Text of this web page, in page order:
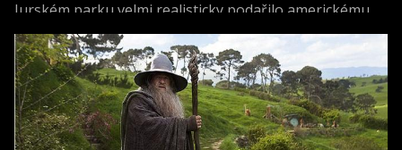
Jurském parku velmi realisticky podařilo americkému
režisérovi Stevenu Spielbergovi. Na svou dobu
revoluční triky v kinech nadchly a dobrodružný sci-fi
příběh si na konto připsal už téměř miliardu dolarů.
Film, který měl premiéru před 20 lety, 11. června 1993,
spustil také obrovský zájem o vše, co s dinosaury
souvisí.